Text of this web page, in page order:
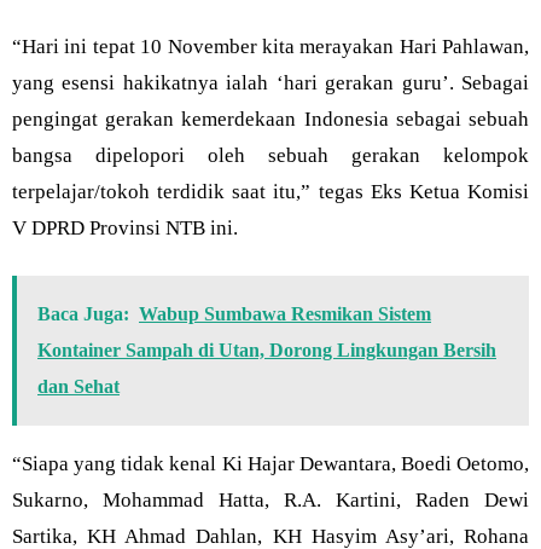
“Hari ini tepat 10 November kita merayakan Hari Pahlawan,
yang esensi hakikatnya ialah ‘hari gerakan guru’. Sebagai
pengingat gerakan kemerdekaan Indonesia sebagai sebuah
bangsa dipelopori oleh sebuah gerakan kelompok
terpelajar/tokoh terdidik saat itu,” tegas Eks Ketua Komisi
V DPRD Provinsi NTB ini.
Baca Juga: Wabup Sumbawa Resmikan Sistem
Kontainer Sampah di Utan, Dorong Lingkungan Bersih
dan Sehat
“Siapa yang tidak kenal Ki Hajar Dewantara, Boedi Oetomo,
Sukarno, Mohammad Hatta, R.A. Kartini, Raden Dewi
Sartika, KH Ahmad Dahlan, KH Hasyim Asy’ari, Rohana